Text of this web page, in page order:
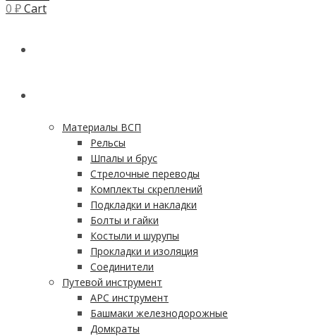
0 ₽Cart
Материалы ВСП
Рельсы
Шпалы и брус
Стрелочные переводы
Комплекты скреплений
Подкладки и накладки
Болты и гайки
Костыли и шурупы
Прокладки и изоляция
Соединители
Путевой инструмент
АРС инструмент
Башмаки железнодорожные
Домкраты